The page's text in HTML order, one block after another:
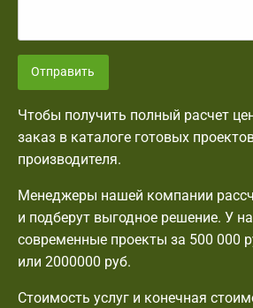
Отправить
Чтобы получить полный расчет
заказ в каталоге готовых
производителя.
Менеджеры нашей компании
и подберут выгодное решение. У
современные проекты за 500 000
или 2000000 руб.
Стоимость услуг и конечная